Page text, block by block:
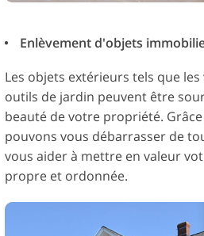
Enlèvement d'objets
Les objets extérieurs tels que
outils de jardin peuvent être
beauté de votre propriété.
pouvons vous débarrasser de
vous aider à mettre en valeur
propre et ordonnée.